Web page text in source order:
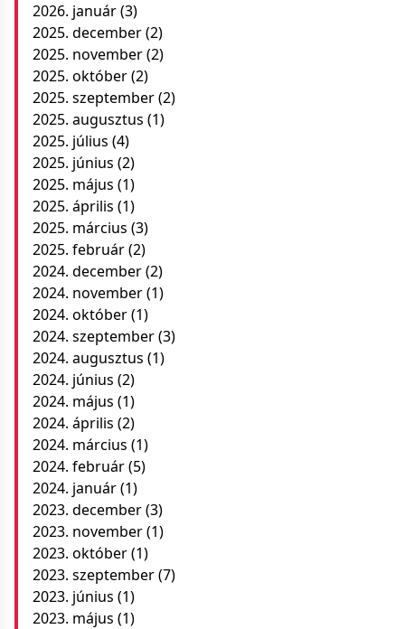
2026. január(3)
2025. december(2)
2025. november(2)
2025. október(2)
2025. szeptember(2)
2025. augusztus (1)
2025. július (4)
2025. június (2)
2025. május (1)
2025. április (1)
2025. március (3)
2025. február(2)
2024. december(2)
2024. november(1)
2024. október(1)
2024. szeptember(3)
2024. augusztus (1)
2024. június (2)
2024. május (1)
2024. április (2)
2024. március (1)
2024. február(5)
2024. január(1)
2023. december(3)
2023. november(1)
2023. október(1)
2023. szeptember(7)
2023. június (1)
2023. május (1)